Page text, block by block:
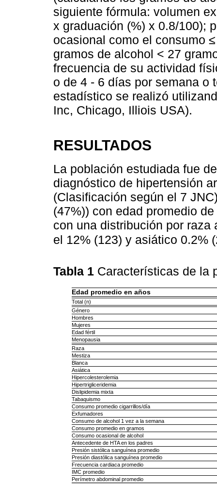
siguiente fórmula: volumen
x graduación (%) x 0.8/100);
ocasional como el consumo
gramos de alcohol < 27
frecuencia de su actividad
o de 4 - 6 días por semana o
estadístico se realizó
Inc, Chicago, Illiois USA).
RESULTADOS
La población estudiada fue
diagnóstico de hipertensión
(Clasificación según el 7
(47%)) con edad promedio
con una distribución por
el 12% (123) y asiático 0.2%
Tabla 1 Características de la
Edad promedio en años
Total (n)
Género
Hombres
Mujeres
Edad fértil
Menopausia
Raza
Mestiza
Blanca
Asiática
Hipercolesterolemia
Hipertrigliceridemia
Dislipidemia mixta
Tabaquismo
Consumo promedio cigarrillos/día
Exfumadores
Consumo de alcohol 1 vez a la semana
Consumo promedio en gramos
Consumo ocasional de alcohol
Antecedente de HTA en los padres
Presión sistólica sanguínea promedio
Presión diastólica sanguínea promedio
Frecuencia cardiaca promedio
IMC promedio
Perímetro abdominal promedio